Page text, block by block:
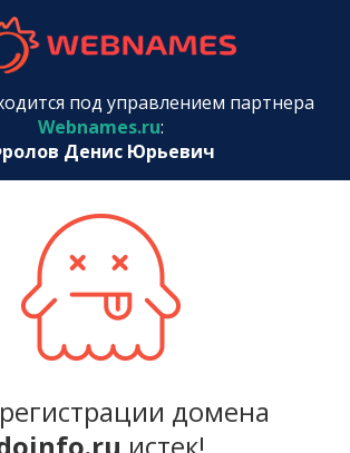
под управлением партнера
Webnames.ru:
Денис Юрьевич
домена